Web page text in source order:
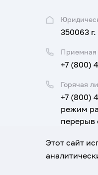
350063
Приемная
+7 (800)
Горячая
+7 (800)
режим
перерыв
Email:
Этот сайт